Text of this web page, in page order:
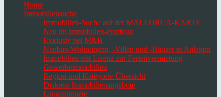
Home
Immobiliensuche
Immobilien-Suche auf der MALLORCA-KARTE
Neu im Immobilien-Portfolio
Exklusiv bei M&B
Neubau-Wohnungen, -Villen und -Häuser in Anlagen
Immobilien mit Lizenz zur Ferienvermietung
Gewerbeimmobilien
Region-und Kategorie-Übersicht
Diskrete Immobilienangebote
Langzeitmiete